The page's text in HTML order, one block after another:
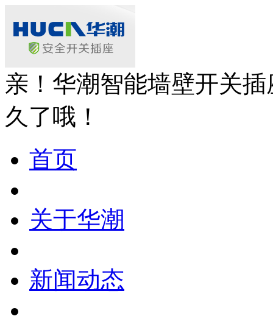
亲！华潮智能墙壁开关
久了哦！
首页
关于华潮
新闻动态